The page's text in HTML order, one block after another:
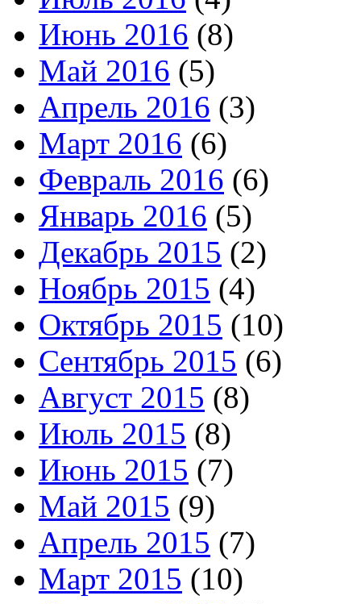
Июнь 2016 (8)
Май 2016 (5)
Апрель 2016 (3)
Март 2016 (6)
Февраль 2016 (6)
Январь 2016 (5)
Декабрь 2015 (2)
Ноябрь 2015 (4)
Октябрь 2015 (10)
Сентябрь 2015 (6)
Август 2015 (8)
Июль 2015 (8)
Июнь 2015 (7)
Май 2015 (9)
Апрель 2015 (7)
Март 2015 (10)